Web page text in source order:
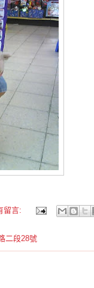
留言:
二段28號